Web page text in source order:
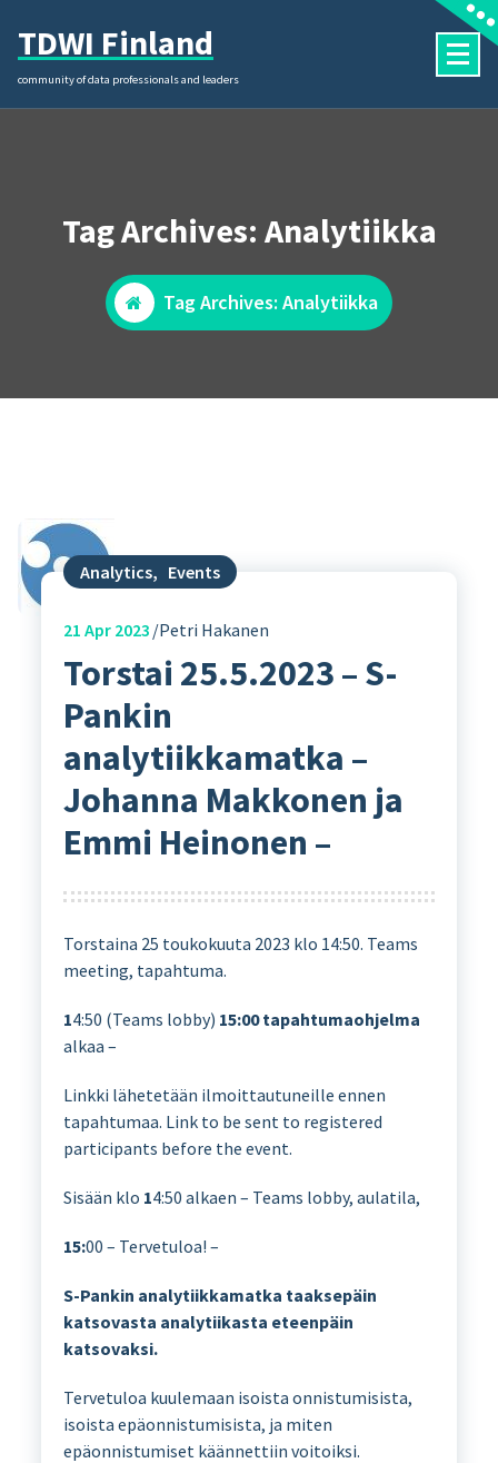
content
TDWI Finland
community of data professionals and leaders
Tag Archives: Analytiikka
Tag Archives: Analytiikka
Analytics, Events
21 Apr 2023 Petri Hakanen
Torstai 25.5.2023 – S-
Pankin
analytiikkamatka –
Johanna Makkonen ja
Emmi Heinonen –
Torstaina 25 toukokuuta 2023 klo 14:50. Teams
meeting, tapahtuma.
14:50 (Teams lobby) 15:00 tapahtumaohjelma
alkaa –
Linkki lähetetään ilmoittautuneille ennen
tapahtumaa. Link to be sent to registered
participants before the event.
Sisään klo 14:50 alkaen – Teams lobby, aulatila,
15:00 – Tervetuloa! –
S-Pankin analytiikkamatka taaksepäin
katsovasta analytiikasta eteenpäin
katsovaksi.
Tervetuloa kuulemaan isoista onnistumisista,
isoista epäonnistumisista, ja miten
epäonnistumiset käännettiin voitoiksi.